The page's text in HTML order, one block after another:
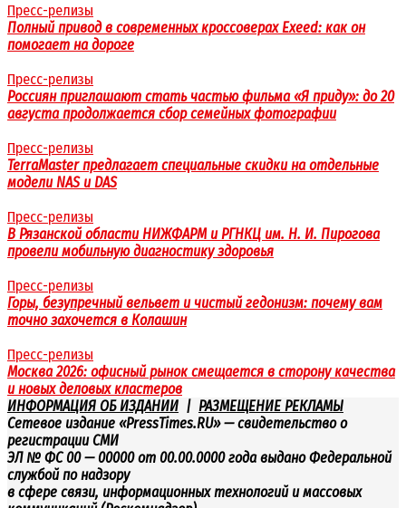
Пресс-релизы
Полный привод в современных кроссоверах Exeed: как он
помогает на дороге
Пресс-релизы
Россиян приглашают стать частью фильма «Я приду»: до 20
августа продолжается сбор семейных фотографии
Пресс-релизы
TerraMaster предлагает специальные скидки на отдельные
модели NAS и DAS
Пресс-релизы
В Рязанской области НИЖФАРМ и РГНКЦ им. Н. И. Пирогова
провели мобильную диагностику здоровья
Пресс-релизы
Горы, безупречный вельвет и чистый гедонизм: почему вам
точно захочется в Колашин
Пресс-релизы
Москва 2026: офисный рынок смещается в сторону качества
и новых деловых кластеров
ИНФОРМАЦИЯ ОБ ИЗДАНИИ | РАЗМЕЩЕНИЕ РЕКЛАМЫ
Сетевое издание «PressTimes.RU» — свидетельство о
регистрации СМИ
ЭЛ № ФС 00 — 00000 от 00.00.0000 года выдано Федеральной
службой по надзору
в сфере связи, информационных технологий и массовых